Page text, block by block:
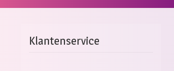
Klantenservice